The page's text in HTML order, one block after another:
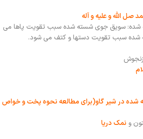
سویق جوی شسته شده سبب تقویت پاها می
شده سبب تقویت دستها و کتف می شود.
در شیر گاو(برای مطالعه نحوه پخت و خواص
و نمک دریا